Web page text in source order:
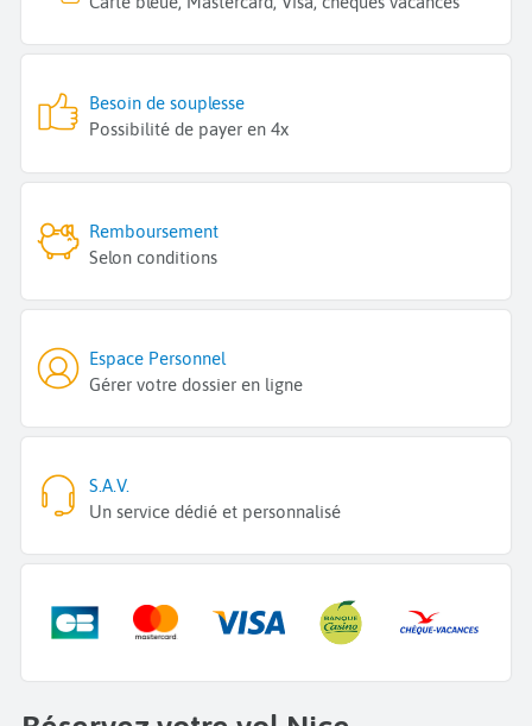
Besoin de souplesse
Possibilité de payer en 4x
Remboursement
Selon conditions
Espace Personnel
Gérer votre dossier en ligne
S.A.V.
Un service dédié et personnalisé